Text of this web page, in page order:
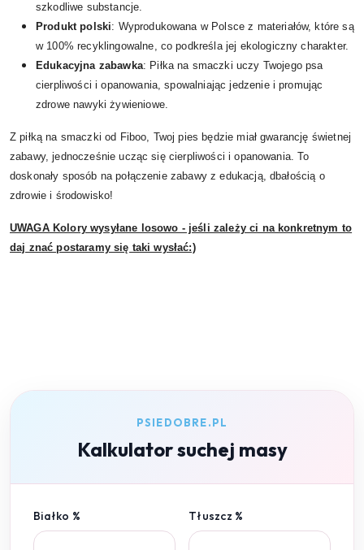
szkodliwe substancje.
Produkt polski: Wyprodukowana w Polsce z materiałów, które są
w 100% recyklingowalne, co podkreśla jej ekologiczny charakter.
Edukacyjna zabawka: Piłka na smaczki uczy Twojego psa
cierpliwości i opanowania, spowalniając jedzenie i promując
zdrowe nawyki żywieniowe.
Z piłką na smaczki od Fiboo, Twoj pies będzie miał gwarancję świetnej
zabawy, jednocześnie ucząc się cierpliwości i opanowania. To
doskonały sposób na połączenie zabawy z edukacją, dbałością o
zdrowie i środowisko!
UWAGA Kolory wysyłane losowo - jeśli zależy ci na konkretnym to
daj znać postaramy się taki wysłać:)
PSIEDOBRE.PL
Kalkulator suchej masy
Białko % Tłuszcz %